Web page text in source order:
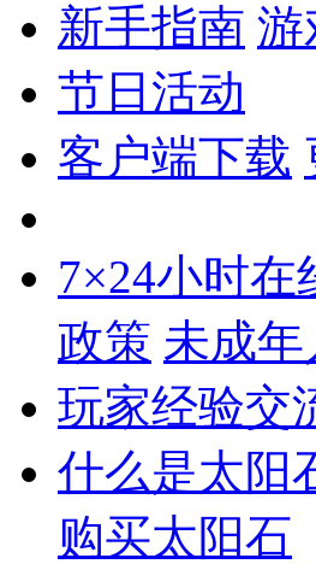
新手指南 游
节日活动
客户端下载
7×24小时在
政策 未成
玩家经验交
什么是太阳
购买太阳石